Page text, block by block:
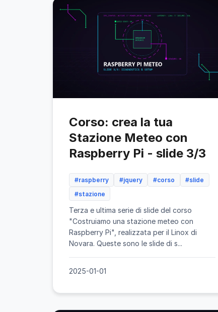
Corso: crea la tua
Stazione Meteo con
Raspberry Pi - slide 3/3
#raspberry #jquery #corso
#slide
#stazione
Terza e ultima serie di slide del corso
"Costruiamo una stazione meteo con
Raspberry Pi", realizzata per il Linox di
Novara. Queste sono le slide di s...
2025-01-01